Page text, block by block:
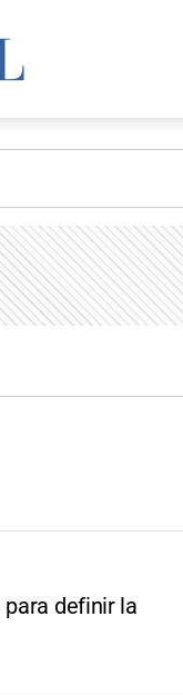
para definir la